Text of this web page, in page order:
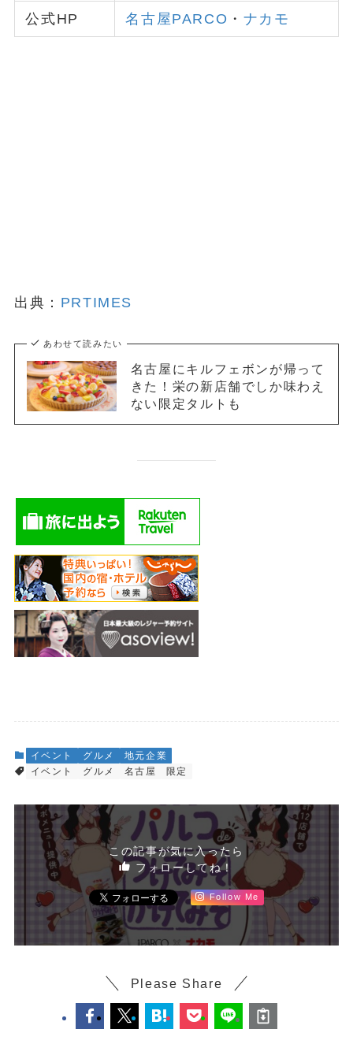
公式HP 名古屋PARCO ・ ナカモ
出典： PRTIMES
あわせて読みたい
名古屋にキルフェボンが帰って
きた！栄の新店舗でしか味わえ
ない限定タルトも
イベント グルメ
地元企業
イベント
グルメ 名古屋 限定
この記事が気に入ったら
フォローしてね！
Follow Me
Please Share